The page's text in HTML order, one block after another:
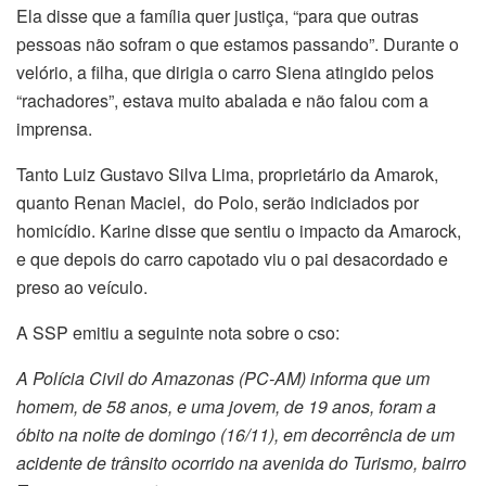
Ela disse que a família quer justiça, “para que outras
pessoas não sofram o que estamos passando”. Durante o
velório, a filha, que dirigia o carro Siena atingido pelos
“rachadores”, estava muito abalada e não falou com a
imprensa.
Tanto Luiz Gustavo Silva Lima, proprietário da Amarok,
quanto Renan Maciel, do Polo, serão indiciados por
homicídio. Karine disse que sentiu o impacto da Amarock,
e que depois do carro capotado viu o pai desacordado e
preso ao veículo.
A SSP emitiu a seguinte nota sobre o cso:
A Polícia Civil do Amazonas (PC-AM) informa que um
homem, de 58 anos, e uma jovem, de 19 anos, foram a
óbito na noite de domingo (16/11), em decorrência de um
acidente de trânsito ocorrido na avenida do Turismo, bairro